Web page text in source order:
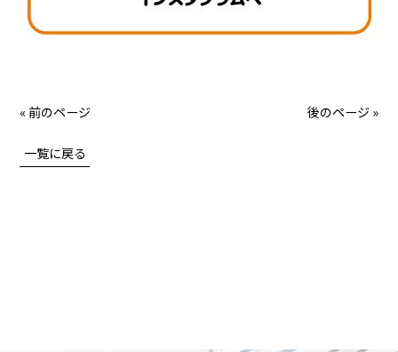
« 前のページ 後のページ »
一覧に戻る